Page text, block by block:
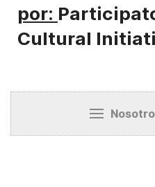
por:
Cultural